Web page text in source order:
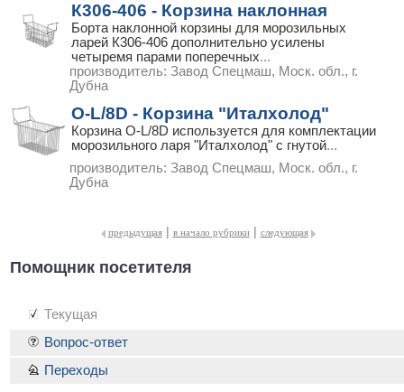
К306-406 - Корзина наклонная
Борта наклонной корзины для морозильных
ларей К306-406 дополнительно усилены
четыремя парами поперечных...
производитель: Завод Спецмаш, Моск. обл., г.
Дубна
O-L/8D - Корзина "Италхолод"
Корзина O-L/8D используется для комплектации
морозильного ларя "Италхолод" с гнутой...
производитель: Завод Спецмаш, Моск. обл., г.
Дубна
предыдущая | в начало рубрики | следующая
Помощник посетителя
Текущая
Вопрос-ответ
Переходы